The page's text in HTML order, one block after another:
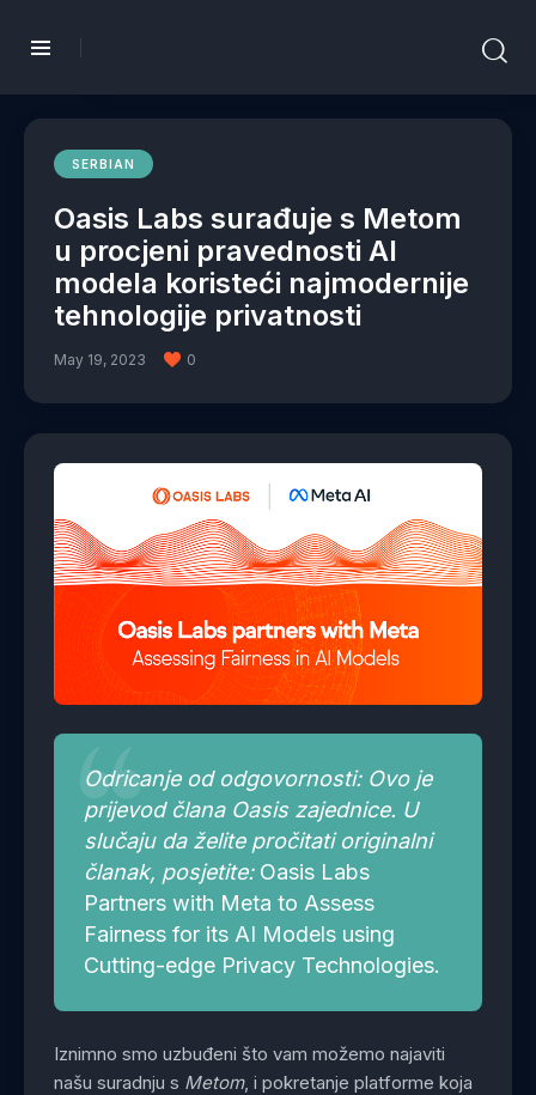
SERBIAN
Oasis Labs surađuje s Metom
u procjeni pravednosti AI
modela koristeći najmodernije
tehnologije privatnosti
May 19, 2023 0
Odricanje od odgovornosti: Ovo je
prijevod člana Oasis zajednice. U
slučaju da želite pročitati originalni
članak, posjetite: Oasis Labs
Partners with Meta to Assess
Fairness for its AI Models using
Cutting-edge Privacy Technologies.
Iznimno smo uzbuđeni što vam možemo najaviti
našu suradnju s Metom, i pokretanje platforme koja